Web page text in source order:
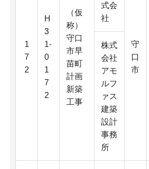
1
7
2
H
3
1-
0
1
7
2
（仮
称）
守口
市早
苗町
計画
新築
工事
式会
社
守
口
市
株式
会社
アモ
ルフ
ァス
建築
設計
事務
所